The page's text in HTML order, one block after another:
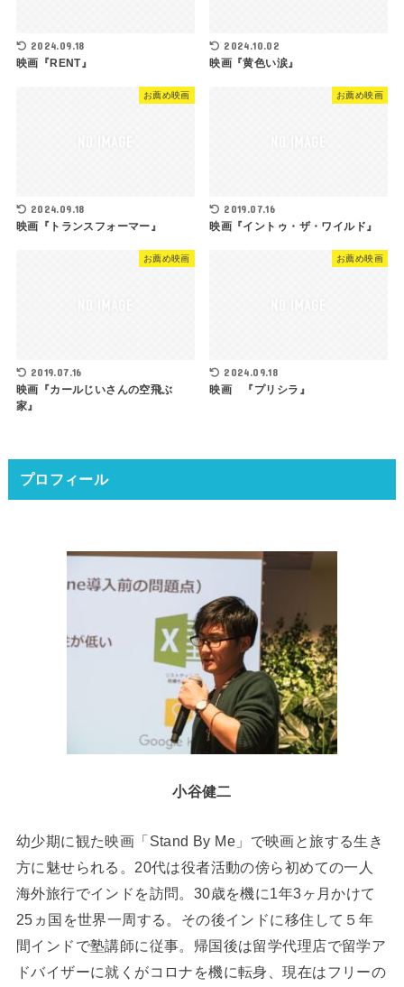
2024.09.18
映画『RENT』
2024.10.02
映画『黄色い涙』
お薦め映画
2024.09.18
映画『トランスフォーマー』
お薦め映画
2019.07.16
映画『イントゥ・ザ・ワイルド』
お薦め映画
2019.07.16
映画『カールじいさんの空飛ぶ
家』
お薦め映画
2024.09.18
映画 『プリシラ』
プロフィール
小谷健二
幼少期に観た映画「Stand By Me」で映画と旅する生き
方に魅せられる。20代は役者活動の傍ら初めての一人
海外旅行でインドを訪問。30歳を機に1年3ヶ月かけて
25ヵ国を世界一周する。その後インドに移住して５年
間インドで塾講師に従事。帰国後は留学代理店で留学ア
ドバイザーに就くがコロナを機に転身、現在はフリーの